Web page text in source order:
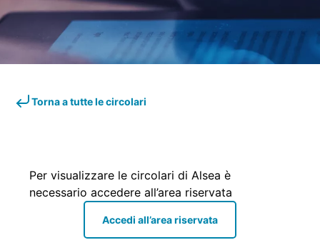
Torna a tutte le circolari
Per visualizzare le circolari di Alsea è
necessario accedere all’area riservata
Accedi all’area riservata